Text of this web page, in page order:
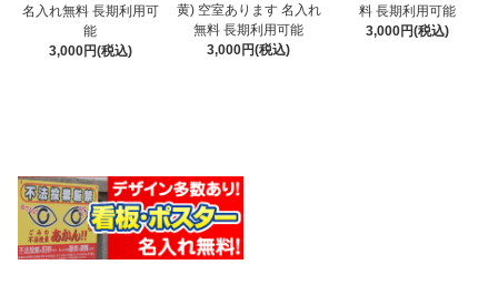
名入れ無料 長期利用可
能
3,000円(税込)
黄) 空室あります 名入れ
無料 長期利用可能
3,000円(税込)
料 長期利用可能
3,000円(税込)